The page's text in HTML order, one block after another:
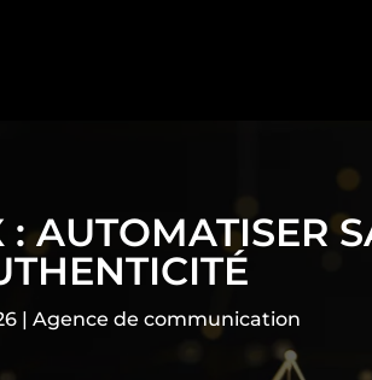
AUTOMATISER
| Agence de communication